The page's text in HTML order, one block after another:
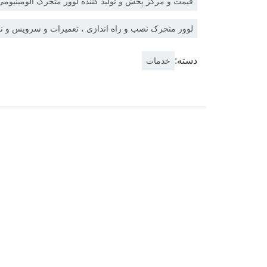
لوور متحرک نصب و راه اندازی ، تعمیرات و سرویس و
دسته: خدمات